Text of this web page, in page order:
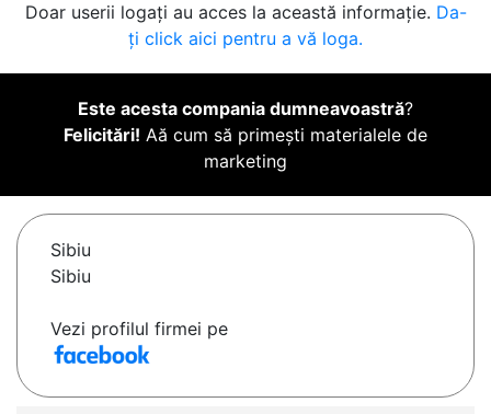
Doar userii logați au acces la această informație. Da-
ți click aici pentru a vă loga.
Este acesta compania dumneavoastră?
Felicitări! Aă cum să primești materialele de
marketing
Sibiu
Sibiu
Vezi profilul firmei pe